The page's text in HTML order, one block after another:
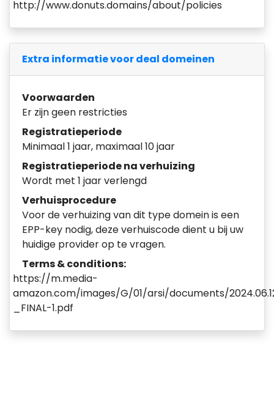
http://www.donuts.domains/about/policies
Extra informatie voor deal domeinen
Voorwaarden
Er zijn geen restricties
Registratieperiode
Minimaal 1 jaar, maximaal 10 jaar
Registratieperiode na verhuizing
Wordt met 1 jaar verlengd
Verhuisprocedure
Voor de verhuizing van dit type domein is een
EPP-key nodig, deze verhuiscode dient u bij uw
huidige provider op te vragen.
Terms & conditions:
https://m.media-
amazon.com/images/G/01/arsi/documents/
_FINAL-1.pdf